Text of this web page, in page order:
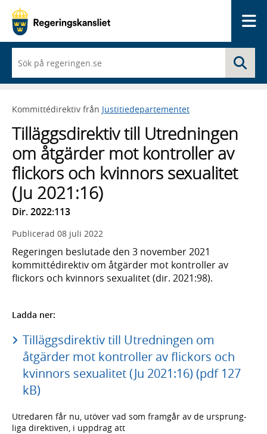
du
börjar
skriva
framträder
lista
med
sökförslag
Kommittédirektiv från Justitiedepartementet
Tilläggsdirektiv till Utredningen
om åtgärder mot kontroller av
flickors och kvinnors sexualitet
(Ju 2021:16)
Dir. 2022:113
Publicerad 08 juli 2022
Regeringen beslutade den 3 november 2021
kommitté­direktiv om åtgärder mot kon­troller av
flickors och kvinnors sexualitet (dir. 2021:98).
Ladda ner:
Tilläggsdirektiv till Utredningen om
åtgärder mot kontroller av flickors och
kvinnors sexualitet (Ju 2021:16) (pdf 127
kB)
Utredaren får nu, utöver vad som framgår av de ursprung­
liga direk­tiven, i uppdrag att